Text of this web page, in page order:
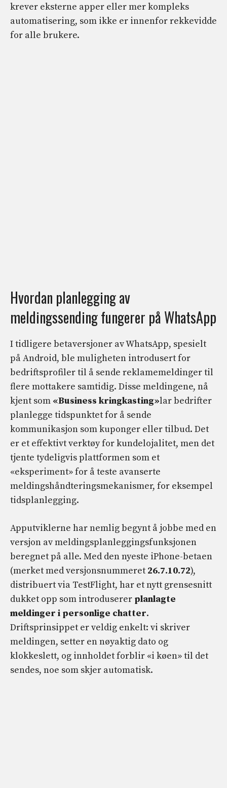
krever eksterne apper eller mer kompleks
automatisering, som ikke er innenfor rekkevidde
for alle brukere.
Hvordan planlegging av
meldingssending fungerer på WhatsApp
I tidligere betaversjoner av WhatsApp, spesielt
på Android, ble muligheten introdusert for
bedriftsprofiler til å sende reklamemeldinger til
flere mottakere samtidig. Disse meldingene, nå
kjent som «Business kringkasting»lar bedrifter
planlegge tidspunktet for å sende
kommunikasjon som kuponger eller tilbud. Det
er et effektivt verktøy for kundelojalitet, men det
tjente tydeligvis plattformen som et
«eksperiment» for å teste avanserte
meldingshåndteringsmekanismer, for eksempel
tidsplanlegging.
Apputviklerne har nemlig begynt å jobbe med en
versjon av meldingsplanleggingsfunksjonen
beregnet på alle. Med den nyeste iPhone-betaen
(merket med versjonsnummeret 26.7.10.72),
distribuert via TestFlight, har et nytt grensesnitt
dukket opp som introduserer planlagte
meldinger i personlige chatter.
Driftsprinsippet er veldig enkelt: vi skriver
meldingen, setter en nøyaktig dato og
klokkeslett, og innholdet forblir «i køen» til det
sendes, noe som skjer automatisk.